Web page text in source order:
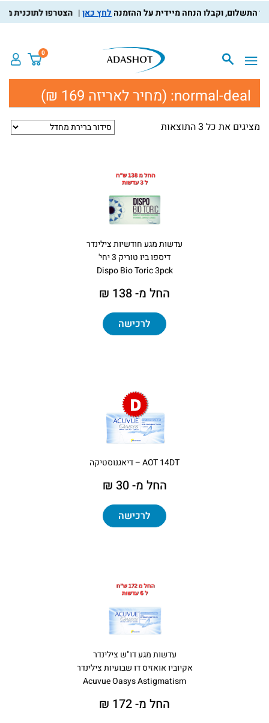
לחץ כאן הצטרפו לתוכנית
0
normal-deal: (מחיר לאריזה 169 ₪)
מציגים את כל ⁦3⁩ התוצאות
עדשות מגע חודשיות צילינדר
דיספו ביו טוריק 3 יחי'
Dispo Bio Toric 3pck
החל מ- 138 ₪
לרכישה
AOT 14DT – דיאגנוסטיקה
החל מ- 30 ₪
לרכישה
עדשות מגע דו"ש צילינדר
אקיוביו אואזיס דו שבועיות צילינדר
Acuvue Oasys Astigmatism
החל מ- 172 ₪